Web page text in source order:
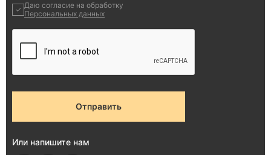
Даю согласие на обработку
Персональных данных
Отправить
Или напишите нам